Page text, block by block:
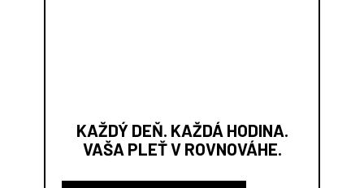
KAŽDÝ DEŇ. KAŽDÁ HODINA.
VAŠA PLEŤ V ROVNOVÁHE.